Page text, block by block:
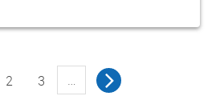
2 3 …